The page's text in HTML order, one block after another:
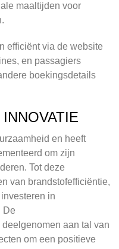
maaltijden voor
efficiënt via de website
en passagiers
boekingsdetails
en heeft
om zijn
Tot deze
van brandstofefficiëntie,
in
De
aan tal van
om een positieve